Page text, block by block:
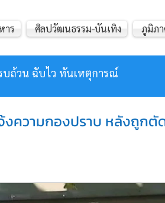
บถ้วน ฉับไว ทันเหตุการณ์
าร ศิลปวัฒนธรรม-บันเทิง ภูมิภ
งความกองปราบ หลังถูกตั